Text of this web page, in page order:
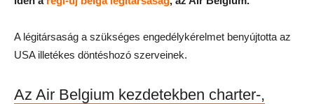
A légitársaság a szükséges engedélykérelmet benyújtotta az
USA illetékes döntéshozó szerveinek.
Az Air Belgium kezdetekben charter-,